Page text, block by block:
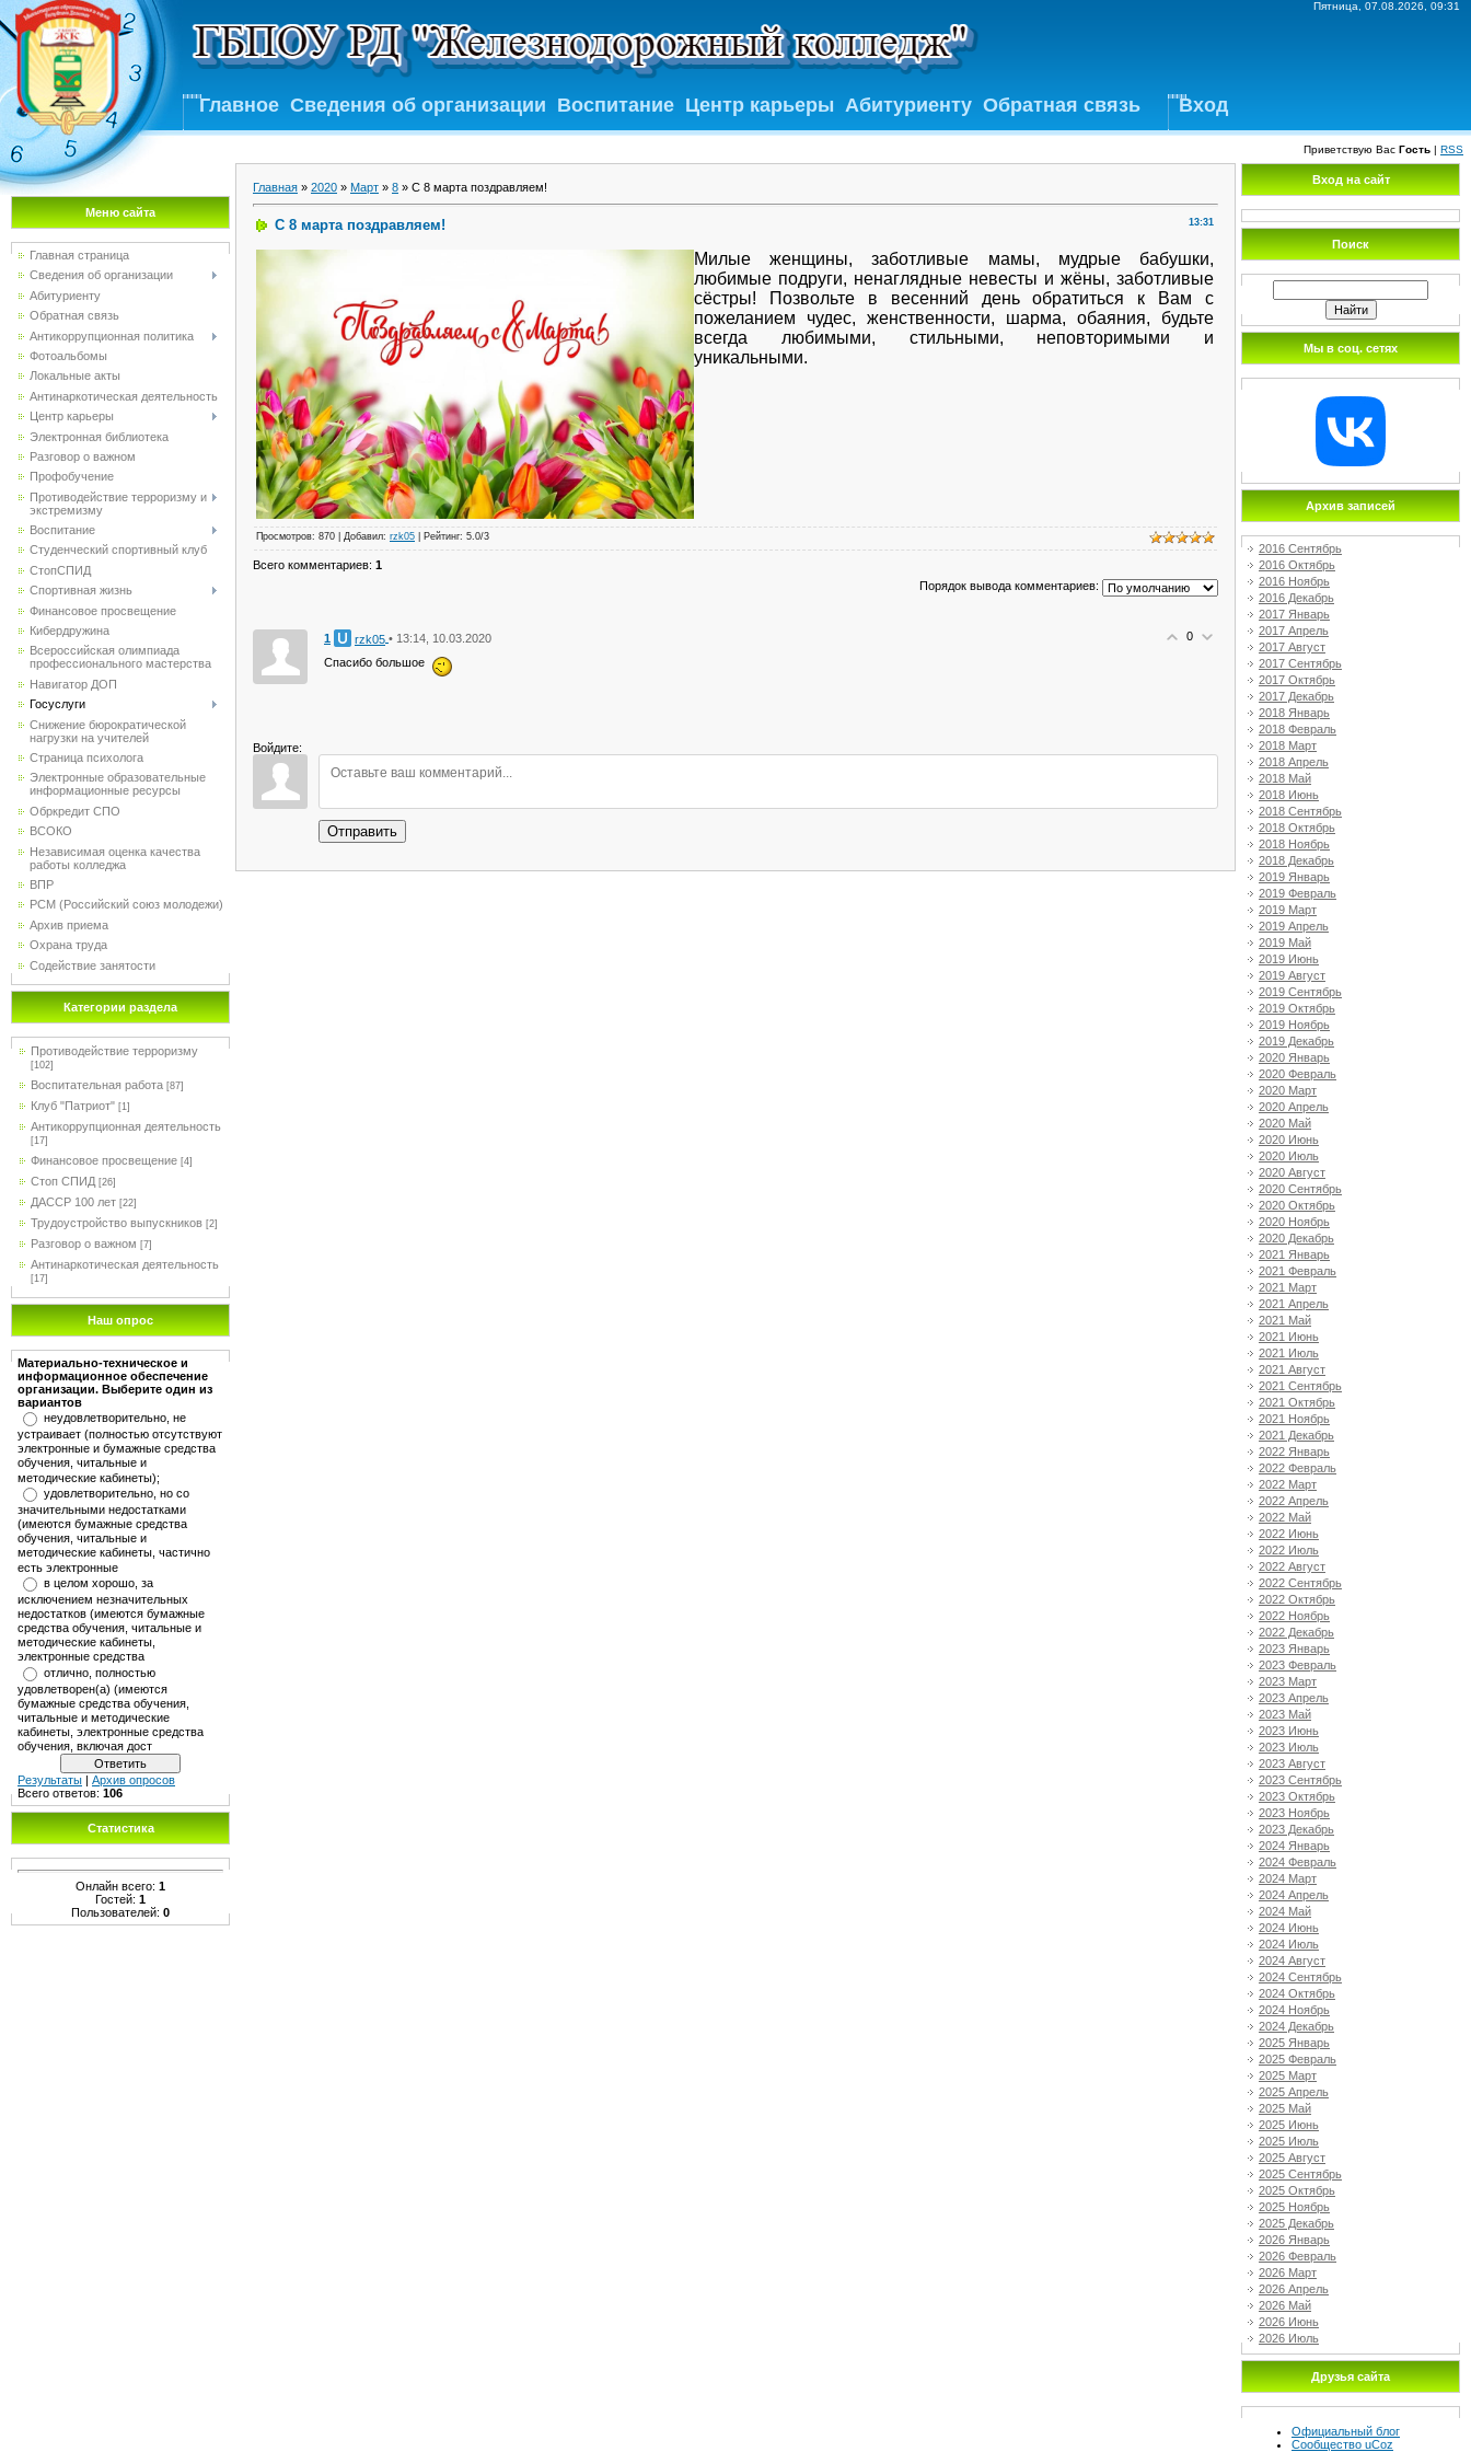
Пятница, 07.08.2026, 09:31
Главное Сведения об организации Воспитание Центр карьеры Абитуриенту Обратная связь Вход
Приветствую Вас Гость | RSS
Меню сайта
Главная страница
Сведения об организации
Абитуриенту
Обратная связь
Антикоррупционная политика
Фотоальбомы
Локальные акты
Антинаркотическая деятельность
Центр карьеры
Электронная библиотека
Разговор о важном
Профобучение
Противодействие терроризму и
экстремизму
Воспитание
Студенческий спортивный клуб
CтопСПИД
Спортивная жизнь
Финансовое просвещение
Кибердружина
Всероссийская олимпиада
профессионального мастерства
Навигатор ДОП
Госуслуги
Снижение бюрократической
нагрузки на учителей
Страница психолога
Электронные образовательные
информационные ресурсы
Обркредит СПО
ВСОКО
Независимая оценка качества
работы колледжа
ВПР
РСМ (Российский союз молодежи)
Архив приема
Охрана труда
Содействие занятости
Категории раздела
Противодействие терроризму
[102]
Воспитательная работа [87]
Клуб "Патриот" [1]
Антикоррупционная деятельность
[17]
Финансовое просвещение [4]
Стоп СПИД [26]
ДАССР 100 лет [22]
Трудоустройство выпускников [2]
Разговор о важном [7]
Антинаркотическая деятельность
[17]
Наш опрос
Материально-техническое и
информационное обеспечение
организации. Выберите один из
вариантов
неудовлетворительно, не
устраивает (полностью отсутствуют
электронные и бумажные средства
обучения, читальные и
методические кабинеты);
удовлетворительно, но со
значительными недостатками
(имеются бумажные средства
обучения, читальные и
методические кабинеты, частично
есть электронные
в целом хорошо, за
исключением незначительных
недостатков (имеются бумажные
средства обучения, читальные и
методические кабинеты,
электронные средства
отлично, полностью
удовлетворен(а) (имеются
бумажные средства обучения,
читальные и методические
кабинеты, электронные средства
обучения, включая дост
Результаты | Архив опросов
Всего ответов: 106
Статистика
Онлайн всего: 1
Гостей: 1
Пользователей: 0
Главная » 2020 » Март » 8 » С 8 марта поздравляем!
13:31
С 8 марта поздравляем!
Милые женщины, заботливые мамы, мудрые бабушки,
любимые подруги, ненаглядные невесты и жёны, заботливые
сёстры! Позвольте в весенний день обратиться к Вам с
пожеланием чудес, женственности, шарма, обаяния, будьте
всегда любимыми, стильными, неповторимыми и
уникальными.
Просмотров: 870 Добавил: rzk05 Рейтинг: 5.0/3
Всего комментариев: 1
Порядок вывода комментариев:
0
1 rzk05 • 13:14, 10.03.2020
Спасибо большое
Войдите:
Отправить
Вход на сайт
Поиск
Мы в соц. сетях
Архив записей
2016 Сентябрь
2016 Октябрь
2016 Ноябрь
2016 Декабрь
2017 Январь
2017 Апрель
2017 Август
2017 Сентябрь
2017 Октябрь
2017 Декабрь
2018 Январь
2018 Февраль
2018 Март
2018 Апрель
2018 Май
2018 Июнь
2018 Сентябрь
2018 Октябрь
2018 Ноябрь
2018 Декабрь
2019 Январь
2019 Февраль
2019 Март
2019 Апрель
2019 Май
2019 Июнь
2019 Август
2019 Сентябрь
2019 Октябрь
2019 Ноябрь
2019 Декабрь
2020 Январь
2020 Февраль
2020 Март
2020 Апрель
2020 Май
2020 Июнь
2020 Июль
2020 Август
2020 Сентябрь
2020 Октябрь
2020 Ноябрь
2020 Декабрь
2021 Январь
2021 Февраль
2021 Март
2021 Апрель
2021 Май
2021 Июнь
2021 Июль
2021 Август
2021 Сентябрь
2021 Октябрь
2021 Ноябрь
2021 Декабрь
2022 Январь
2022 Февраль
2022 Март
2022 Апрель
2022 Май
2022 Июнь
2022 Июль
2022 Август
2022 Сентябрь
2022 Октябрь
2022 Ноябрь
2022 Декабрь
2023 Январь
2023 Февраль
2023 Март
2023 Апрель
2023 Май
2023 Июнь
2023 Июль
2023 Август
2023 Сентябрь
2023 Октябрь
2023 Ноябрь
2023 Декабрь
2024 Январь
2024 Февраль
2024 Март
2024 Апрель
2024 Май
2024 Июнь
2024 Июль
2024 Август
2024 Сентябрь
2024 Октябрь
2024 Ноябрь
2024 Декабрь
2025 Январь
2025 Февраль
2025 Март
2025 Апрель
2025 Май
2025 Июнь
2025 Июль
2025 Август
2025 Сентябрь
2025 Октябрь
2025 Ноябрь
2025 Декабрь
2026 Январь
2026 Февраль
2026 Март
2026 Апрель
2026 Май
2026 Июнь
2026 Июль
Друзья сайта
Официальный блог
Сообщество uCoz